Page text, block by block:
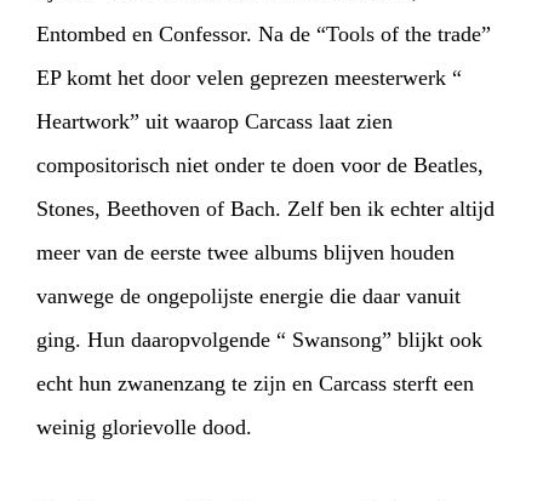
Entombed en Confessor. Na de “Tools of the trade”
EP komt het door velen geprezen meesterwerk “
Heartwork” uit waarop Carcass laat zien
compositorisch niet onder te doen voor de Beatles,
Stones, Beethoven of Bach. Zelf ben ik echter altijd
meer van de eerste twee albums blijven houden
vanwege de ongepolijste energie die daar vanuit
ging. Hun daaropvolgende “ Swansong” blijkt ook
echt hun zwanenzang te zijn en Carcass sterft een
weinig glorievolle dood.